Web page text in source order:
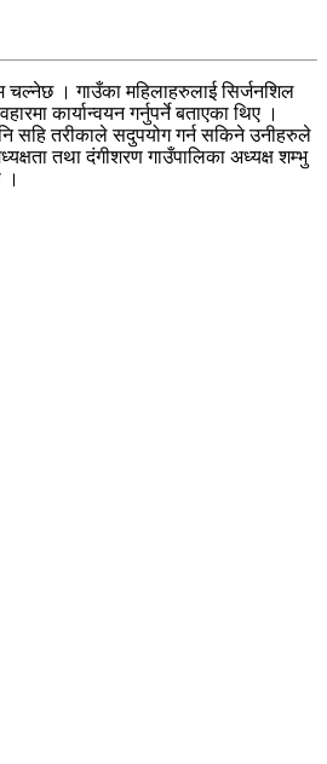
। गाउँका महिलाहरुलाई सिर्जनशिल
कार्यान्वयन गर्नुपर्ने बताएका थिए ।
सहि तरीकाले सदुपयोग गर्न सकिने उनीहरुले
तथा दंगीशरण गाउँपालिका अध्यक्ष शम्भु
।